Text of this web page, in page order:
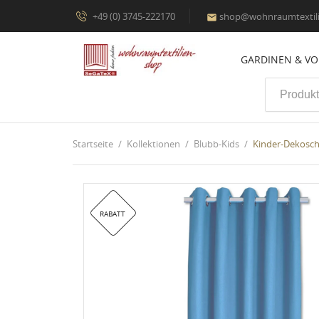
+49 (0) 3745-222170 
GARDINEN &
Startseite Kollektionen Blubb-Kids Kinder-
RABATT